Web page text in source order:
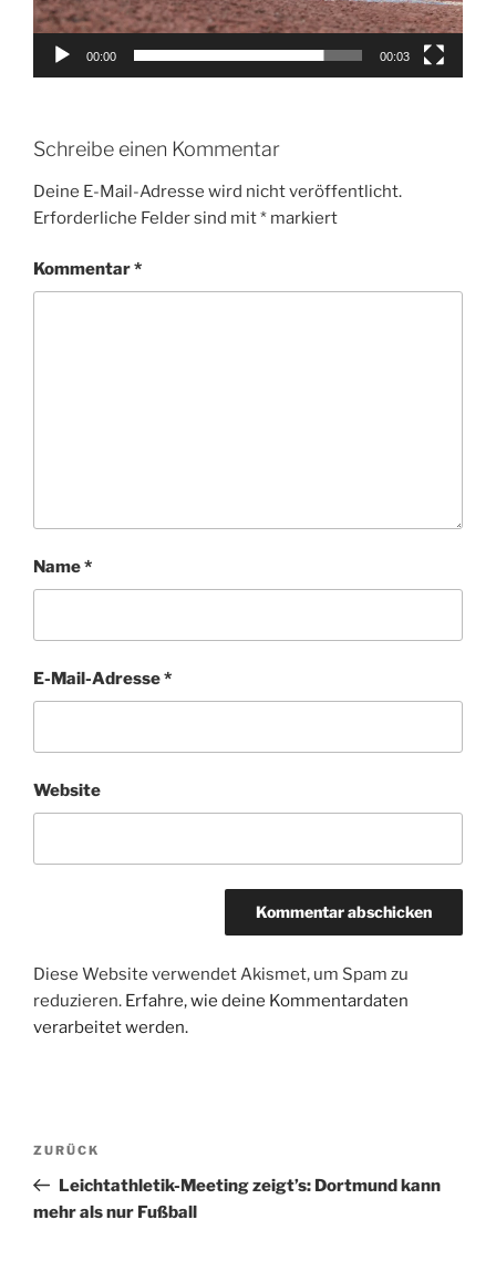
00:00 00:03
Schreibe einen Kommentar
Deine E-Mail-Adresse wird nicht veröffentlicht.
Erforderliche Felder sind mit* markiert
Kommentar*
Name*
E-Mail-Adresse*
Website
Diese Website verwendet Akismet, um Spam zu
reduzieren. Erfahre, wie deine Kommentardaten
verarbeitet werden.
Beitragsnavigation
Vorheriger
Beitrag
ZURÜCK
Leichtathletik-Meeting zeigt’s: Dortmund kann
mehr als nur Fußball